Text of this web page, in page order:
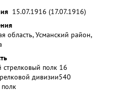
15.07.1916 (17.07.1916)
область, Усманский район,
стрелковый полк 16
дивизии540